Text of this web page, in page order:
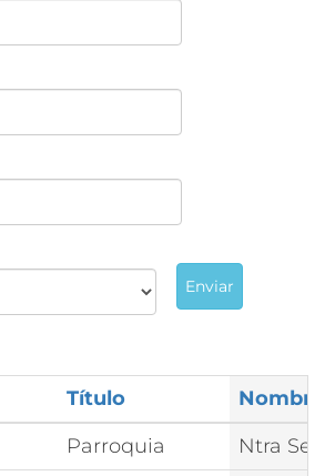
Enviar
Título
Nombre
Parroquia
Ntra